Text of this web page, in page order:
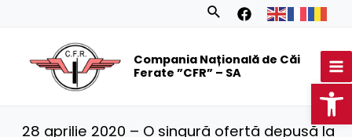
Search
Compania Națională de Căi
Ferate ”CFR” – SA
28 aprilie 2020 – O singură ofertă depusă la